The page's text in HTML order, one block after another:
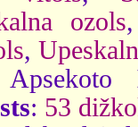
ozols
,
: 53